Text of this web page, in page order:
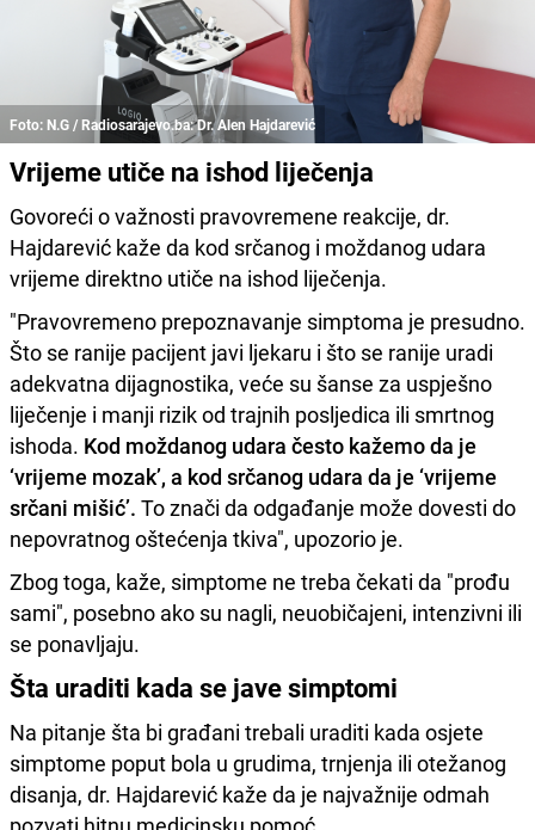
Foto: N.G / Radiosarajevo.ba: Dr. Alen Hajdarević
Vrijeme utiče na ishod liječenja
Govoreći o važnosti pravovremene reakcije, dr.
Hajdarević kaže da kod srčanog i moždanog udara
vrijeme direktno utiče na ishod liječenja.
"Pravovremeno prepoznavanje simptoma je presudno.
Što se ranije pacijent javi ljekaru i što se ranije uradi
adekvatna dijagnostika, veće su šanse za uspješno
liječenje i manji rizik od trajnih posljedica ili smrtnog
ishoda. Kod moždanog udara često kažemo da je
‘vrijeme mozak’, a kod srčanog udara da je ‘vrijeme
srčani mišić’. To znači da odgađanje može dovesti do
nepovratnog oštećenja tkiva", upozorio je.
Zbog toga, kaže, simptome ne treba čekati da "prođu
sami", posebno ako su nagli, neuobičajeni, intenzivni ili
se ponavljaju.
Šta uraditi kada se jave simptomi
Na pitanje šta bi građani trebali uraditi kada osjete
simptome poput bola u grudima, trnjenja ili otežanog
disanja, dr. Hajdarević kaže da je najvažnije odmah